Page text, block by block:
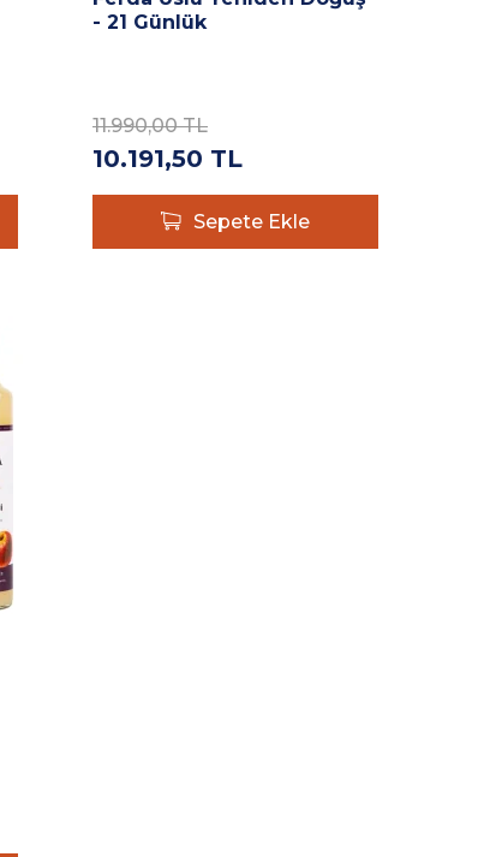
- 21 Günlük
11.990,00TL
10.191,50 TL
Sepete Ekle